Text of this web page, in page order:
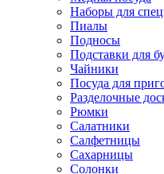
Наборы для
Пиалы
Подносы
Подставки для
Чайники
Посуда для
Разделочные
Рюмки
Салатники
Салфетницы
Сахарницы
Солонки